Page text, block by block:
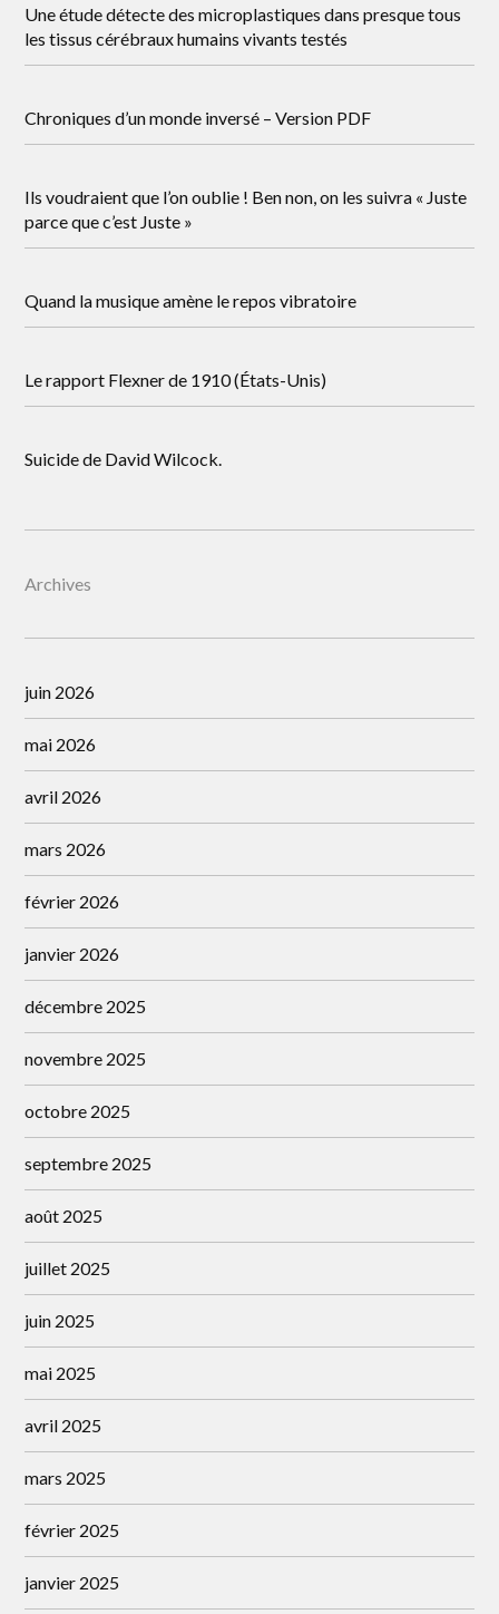
Une étude détecte des microplastiques dans presque tous
les tissus cérébraux humains vivants testés
Chroniques d’un monde inversé – Version PDF
Ils voudraient que l’on oublie ! Ben non, on les suivra « Juste
parce que c’est Juste »
Quand la musique amène le repos vibratoire
Le rapport Flexner de 1910 (États-Unis)
Suicide de David Wilcock.
Archives
juin 2026
mai 2026
avril 2026
mars 2026
février 2026
janvier 2026
décembre 2025
novembre 2025
octobre 2025
septembre 2025
août 2025
juillet 2025
juin 2025
mai 2025
avril 2025
mars 2025
février 2025
janvier 2025